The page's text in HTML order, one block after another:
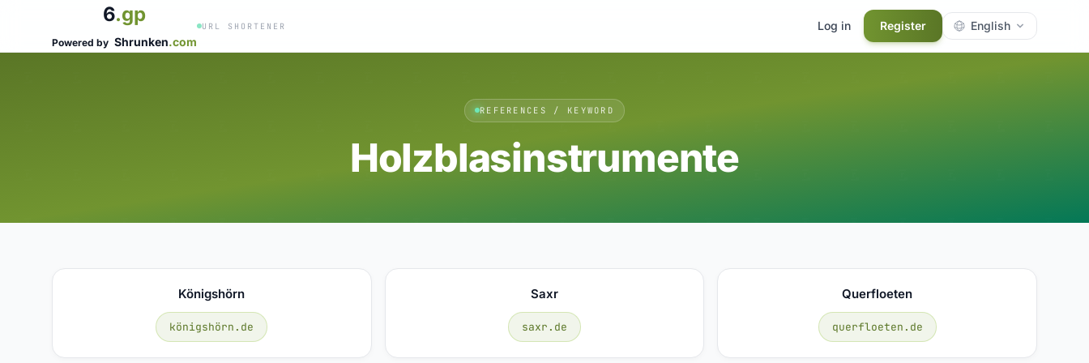
6.gp
Powered by Shrunken.com
URL SHORTENER Log in Register English
REFERENCES / KEYWORD
Holzblasinstrumente
Königshörn
königshörn.de
Saxr
saxr.de
Querfloeten
querfloeten.de